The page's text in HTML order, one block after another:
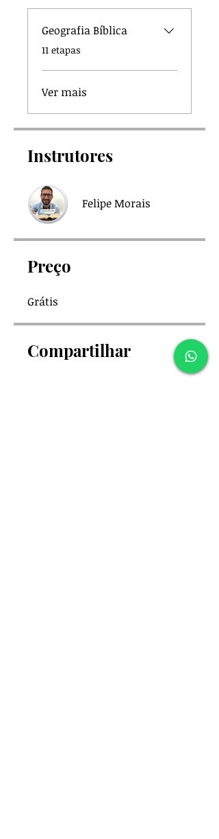
Geografia Bíblica
.11 etapas
Ver mais
Instrutores
Felipe Morais
Preço
Grátis
Compartilhar